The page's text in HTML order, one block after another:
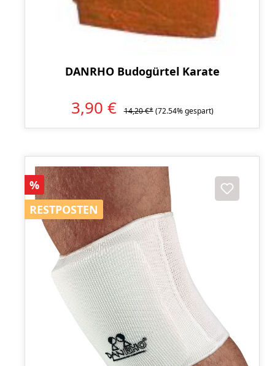
DANRHO Budogürtel Karate
3,90 € 14,20 €* (72.54% gespart)
Rabatt
%
RESTPOSTEN
RESTPOSTEN